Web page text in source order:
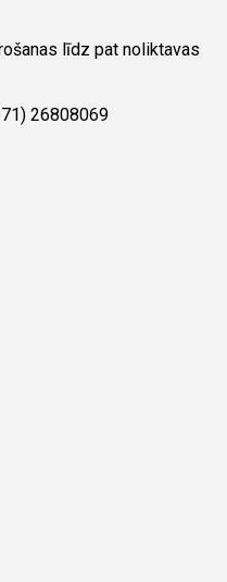
līdz pat noliktavas
26808069